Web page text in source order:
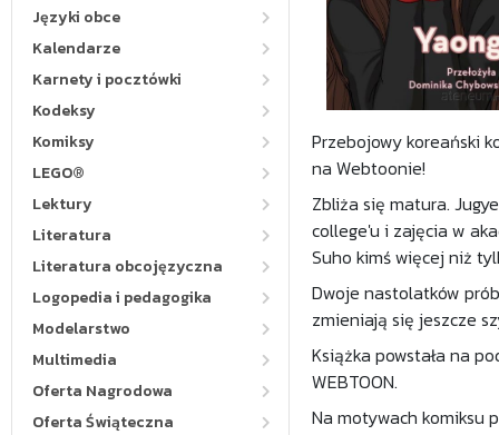
Języki obce
Kalendarze
Karnety i pocztówki
Kodeksy
Komiksy
LEGO®
Lektury
Literatura
Literatura obcojęzyczna
Logopedia i pedagogika
Modelarstwo
Multimedia
Oferta Nagrodowa
Oferta Świąteczna
Przebojowy koreański
na Webtoonie!
Zbliża się matura.
college'u i zajęcia w
Suho kimś więcej niż
Dwoje nastolatków
zmieniają się jeszcze
Książka powstała na
WEBTOON.
Na motywach komiksu